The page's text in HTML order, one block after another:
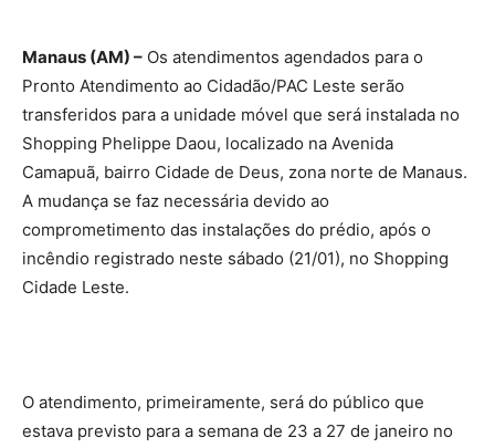
Manaus (AM) – Os atendimentos agendados para o
Pronto Atendimento ao Cidadão/PAC Leste serão
transferidos para a unidade móvel que será instalada no
Shopping Phelippe Daou, localizado na Avenida
Camapuã, bairro Cidade de Deus, zona norte de Manaus.
A mudança se faz necessária devido ao
comprometimento das instalações do prédio, após o
incêndio registrado neste sábado (21/01), no Shopping
Cidade Leste.
O atendimento, primeiramente, será do público que
estava previsto para a semana de 23 a 27 de janeiro no